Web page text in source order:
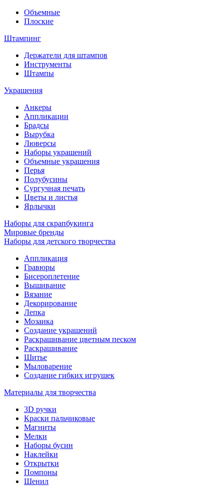
Объемные
Плоские
Штампинг
Держатели для штампов
Инструменты
Штампы
Украшения
Анкеры
Аппликации
Брадсы
Вырубка
Люверсы
Наборы украшений
Объемные украшения
Перья
Полубусины
Сургучная печать
Цветы и листья
Ярлычки
Наборы для скрапбукинга
Мировые бренды
Наборы для детского творчества
Аппликация
Гравюры
Бисероплетение
Вышивание
Вязание
Декорирование
Лепка
Мозаика
Создание украшений
Раскрашивание цветным песком
Раскрашивание
Шитье
Мыловарение
Создание гибких игрушек
Материалы для творчества
3D ручки
Краски пальчиковые
Магниты
Мелки
Наборы бусин
Наклейки
Открытки
Помпоны
Шенил